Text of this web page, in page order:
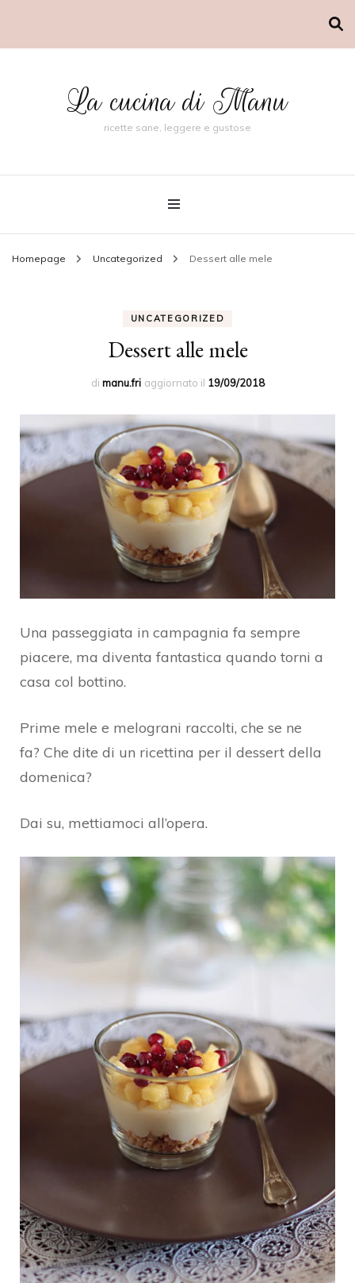
La cucina di Manu
ricette sane, leggere e gustose
Homepage Uncategorized Dessert alle mele
UNCATEGORIZED
Dessert alle mele
di manu.fri aggiornato il 19/09/2018
Una passeggiata in campagnia fa sempre
piacere, ma diventa fantastica quando torni a
casa col bottino.
Prime mele e melograni raccolti, che se ne
fa? Che dite di un ricettina per il dessert della
domenica?
Dai su, mettiamoci all’opera.